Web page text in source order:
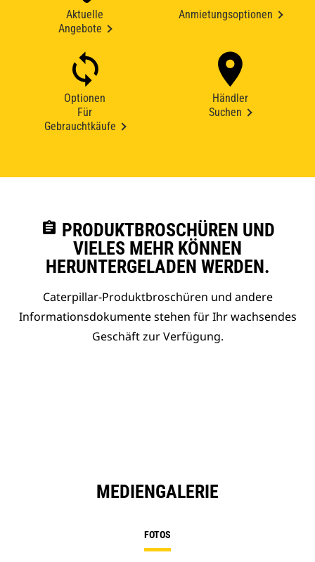
Aktuelle
Angebote
Anmietungsoptionen
Optionen
Für
Gebrauchtkäufe
Händler
Suchen
assignment PRODUKTBROSCHÜREN UND
VIELES MEHR KÖNNEN
HERUNTERGELADEN WERDEN.
Caterpillar-Produktbroschüren und andere
Informationsdokumente stehen für Ihr wachsendes
Geschäft zur Verfügung.
MEDIENGALERIE
FOTOS